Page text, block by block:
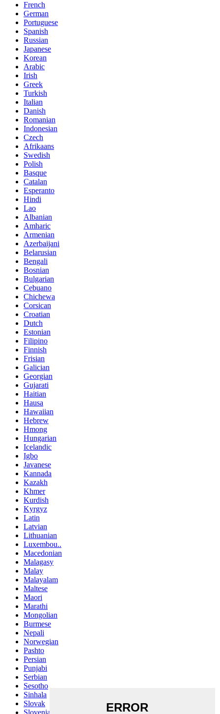
French
German
Portuguese
Spanish
Russian
Japanese
Korean
Arabic
Irish
Greek
Turkish
Italian
Danish
Romanian
Indonesian
Czech
Afrikaans
Swedish
Polish
Basque
Catalan
Esperanto
Hindi
Lao
Albanian
Amharic
Armenian
Azerbaijani
Belarusian
Bengali
Bosnian
Bulgarian
Cebuano
Chichewa
Corsican
Croatian
Dutch
Estonian
Filipino
Finnish
Frisian
Galician
Georgian
Gujarati
Haitian
Hausa
Hawaiian
Hebrew
Hmong
Hungarian
Icelandic
Igbo
Javanese
Kannada
Kazakh
Khmer
Kurdish
Kyrgyz
Latin
Latvian
Lithuanian
Luxembou..
Macedonian
Malagasy
Malay
Malayalam
Maltese
Maori
Marathi
Mongolian
Burmese
Nepali
Norwegian
Pashto
Persian
Punjabi
Serbian
Sesotho
Sinhala
Slovak
Slovenian